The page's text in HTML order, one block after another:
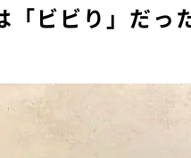
「ビビり」だっ